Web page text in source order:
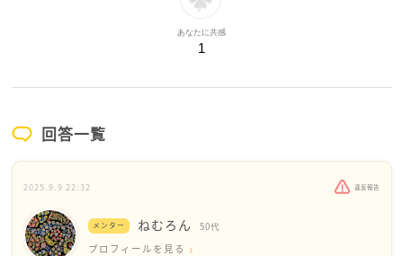
あなたに共感
1
回答一覧
2025.9.9 22:32 違反報告
メンター ねむろん 50代
プロフィールを見る